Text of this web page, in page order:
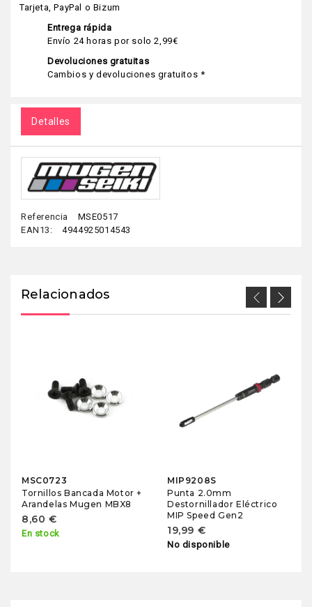
Tarjeta, PayPal o Bizum
Entrega rápida
Envío 24 horas por solo 2,99€
Devoluciones gratuitas
Cambios y devoluciones gratuitos *
Detalles
Referencia
MSE0517
EAN13:
4944925014543
Relacionados
MSC0723
Tornillos Bancada Motor +
Arandelas Mugen MBX8
8,60 €
En stock
MIP9208S
Punta 2.0mm
Destornillador Eléctrico
MIP Speed Gen2
19,99 €
No disponible